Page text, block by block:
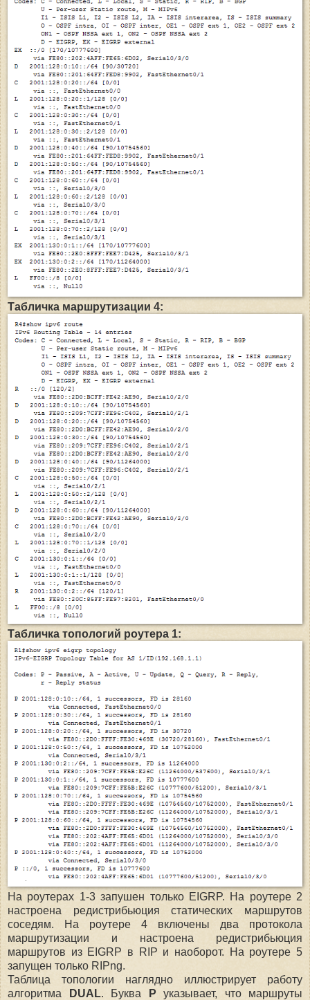
Табличка маршрутизации 4:
Табличка топологий роутера 1:
На роутерах 1-3 запушен только EIGRP. На роутере 2
настроена редистрибьюция статических маршрутов
соседям. На роутере 4 включены два протокола
маршрутизации и настроена редистрибьюция
маршрутов из EIGRP в RIP и наоборот. На роутере 5
запущен только RIPng.
Таблица топологии наглядно иллюстрирует работу
алгоритма
DUAL. Буква P указывает, что маршруты